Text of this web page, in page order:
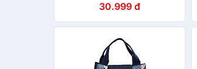
30.999 đ